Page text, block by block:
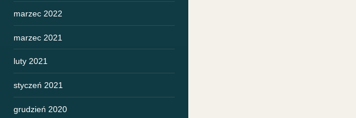
marzec 2022
marzec 2021
luty 2021
styczeń 2021
grudzień 2020